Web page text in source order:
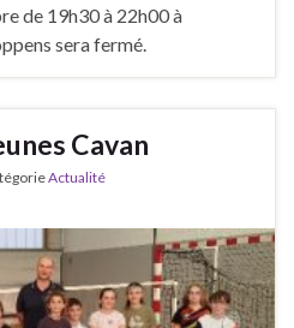
de 19h30 à 22h00 à
sera fermé.
Cavan
Actualité